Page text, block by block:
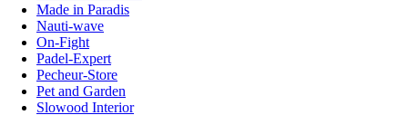
Made in Paradis
Nauti-wave
On-Fight
Padel-Expert
Pecheur-Store
Pet and Garden
Slowood Interior